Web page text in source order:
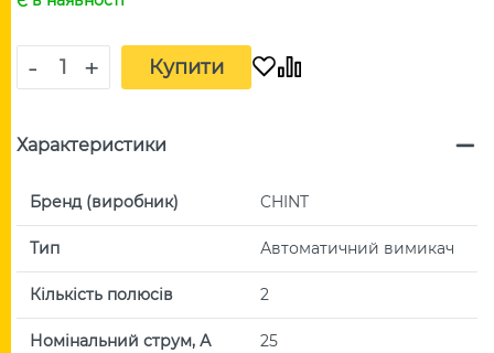
- + Купити
Характеристики
Бренд (виробник) CHINT
Тип Автоматичний вимикач
Кількість полюсів 2
Номінальний струм, А 25